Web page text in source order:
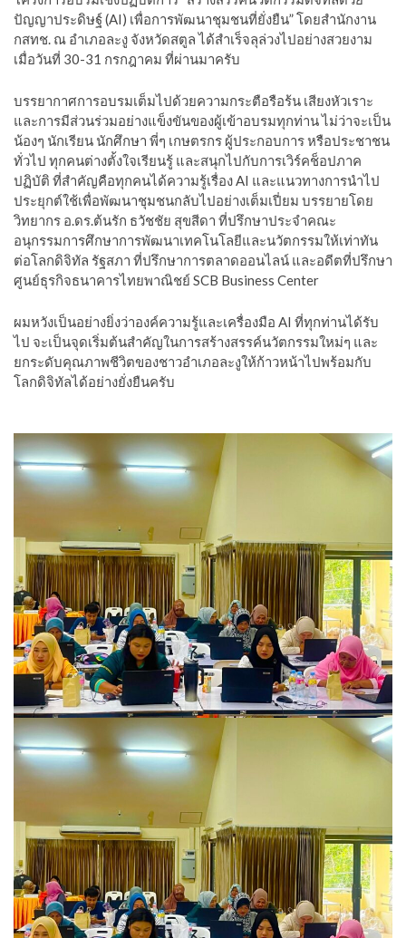
ปัญญาประดิษฐ์ (AI) เพื่อการพัฒนาชุมชนที่ยั่งยืน” โดยสำนักงาน
กสทช. ณ อำเภอละงู จังหวัดสตูล ได้สำเร็จลุล่วงไปอย่างสวยงาม
เมื่อวันที่ 30-31 กรกฎาคม ที่ผ่านมาครับ
บรรยากาศการอบรมเต็มไปด้วยความกระตือรือร้น เสียงหัวเราะ
และการมีส่วนร่วมอย่างแข็งขันของผู้เข้าอบรมทุกท่าน ไม่ว่าจะเป็น
น้องๆ นักเรียน นักศึกษา พี่ๆ เกษตรกร ผู้ประกอบการ หรือประชาชน
ทั่วไป ทุกคนต่างตั้งใจเรียนรู้ และสนุกไปกับการเวิร์คช็อปภาค
ปฏิบัติ ที่สำคัญคือทุกคนได้ความรู้เรื่อง AI และแนวทางการนำไป
ประยุกต์ใช้เพื่อพัฒนาชุมชนกลับไปอย่างเต็มเปี่ยม บรรยายโดย
วิทยากร อ.ดร.ต้นรัก ธวัชชัย สุขสีดา ที่ปรึกษาประจำคณะ
อนุกรรมการศึกษาการพัฒนาเทคโนโลยีและนวัตกรรมให้เท่าทัน
ต่อโลกดิจิทัล รัฐสภา ที่ปรึกษาการตลาดออนไลน์ และอดีตที่ปรึกษา
ศูนย์ธุรกิจธนาคารไทยพาณิชย์ SCB Business Center
ผมหวังเป็นอย่างยิ่งว่าองค์ความรู้และเครื่องมือ AI ที่ทุกท่านได้รับ
ไป จะเป็นจุดเริ่มต้นสำคัญในการสร้างสรรค์นวัตกรรมใหม่ๆ และ
ยกระดับคุณภาพชีวิตของชาวอำเภอละงูให้ก้าวหน้าไปพร้อมกับ
โลกดิจิทัลได้อย่างยั่งยืนครับ